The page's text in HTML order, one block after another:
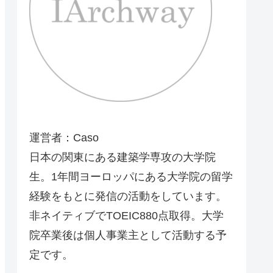
運営者：Caso
日本の関東にある建築学専攻の大学院
生。1年間ヨーロッパにある大学院の留学
経験をもとに発信の活動をしています。
非ネイティブでTOEIC880点取得。大学
院卒業後は個人事業主として活動する予
定です。